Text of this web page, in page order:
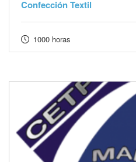
Confección Textil
1000 horas